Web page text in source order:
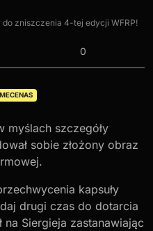
zniszczenia 4-tej edycji WFRP!
0
MECENAS
myślach szczegóły
sobie złożony obraz
kapsuły
drugi czas do dotarcia
Siergieja zastanawiając